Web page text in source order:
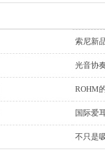
索尼新
光音协
ROHM
国际爱
不只是